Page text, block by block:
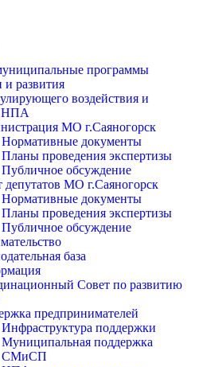
программы
развития
воздействия и
НПА
МО г.Саяногорск
Нормативные документы
Планы проведения экспертизы
Публичное обсуждение
депутатов МО г.Саяногорск
Нормативные документы
Планы проведения экспертизы
Публичное обсуждение
база
Совет по развитию
предпринимателей
Инфраструктура поддержки
Муниципальная поддержка
СМиСП